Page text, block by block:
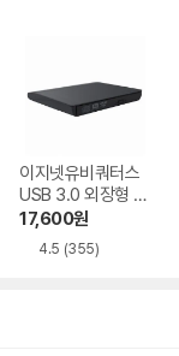
이지넷유비쿼터스
USB 3.0 외장형 D
VD-RW NEXT-20
0DVD-RW
17,600원
4.5 (355)